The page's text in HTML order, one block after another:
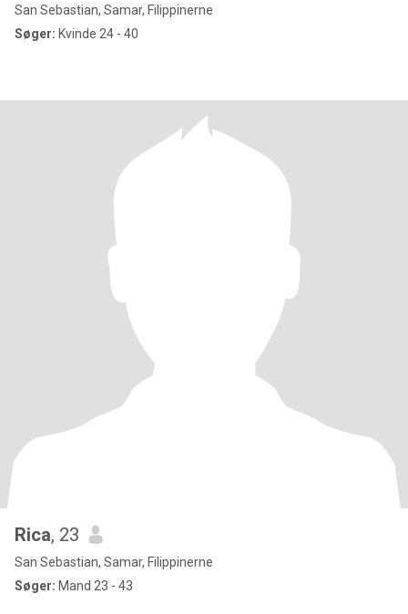
San Sebastian, Samar, Filippinerne
Søger: Kvinde 24 - 40
Rica, 23
San Sebastian, Samar, Filippinerne
Søger: Mand 23 - 43